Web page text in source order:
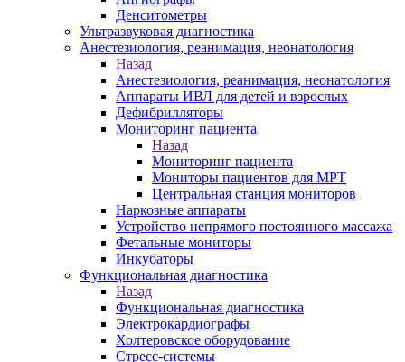
Денситометры
Ультразвуковая диагностика
Анестезиология, реанимация, неонатология
Назад
Анестезиология, реанимация, неонатология
Аппараты ИВЛ для детей и взрослых
Дефибрилляторы
Мониторинг пациента
Назад
Мониторинг пациента
Мониторы пациентов для МРТ
Центральная станция мониторов
Наркозные аппараты
Устройство непрямого постоянного массажа
Фетальные мониторы
Инкубаторы
Функциональная диагностика
Назад
Функциональная диагностика
Электрокардиографы
Холтеровское оборудование
Стресс-системы